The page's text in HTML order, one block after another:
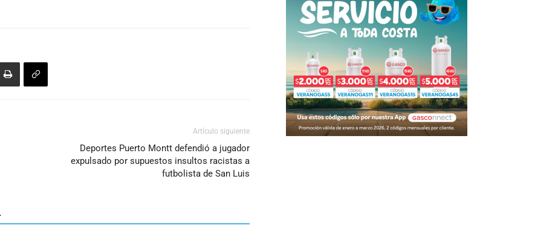
Artículo siguiente
Deportes Puerto Montt defendió a jugador
expulsado por supuestos insultos racistas a
futbolista de San Luis